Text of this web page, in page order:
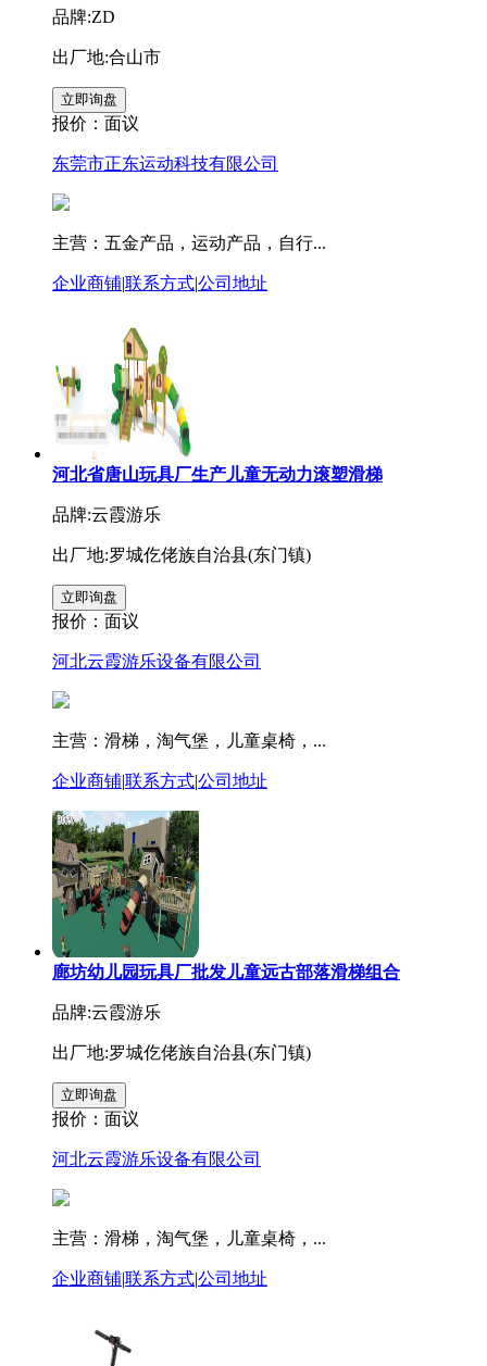
品牌:ZD
出厂地:合山市
报价： 面议
东莞市正东运动科技有限公司
主营：五金产品，运动产品，自行...
企业商铺|联系方式|公司地址
河北省唐山玩具厂生产儿童无动力滚塑滑梯
品牌:云霞游乐
出厂地:罗城仡佬族自治县(东门镇)
报价： 面议
河北云霞游乐设备有限公司
主营：滑梯，淘气堡，儿童桌椅，...
企业商铺|联系方式|公司地址
廊坊幼儿园玩具厂批发儿童远古部落滑梯组合
品牌:云霞游乐
出厂地:罗城仡佬族自治县(东门镇)
报价： 面议
河北云霞游乐设备有限公司
主营：滑梯，淘气堡，儿童桌椅，...
企业商铺|联系方式|公司地址